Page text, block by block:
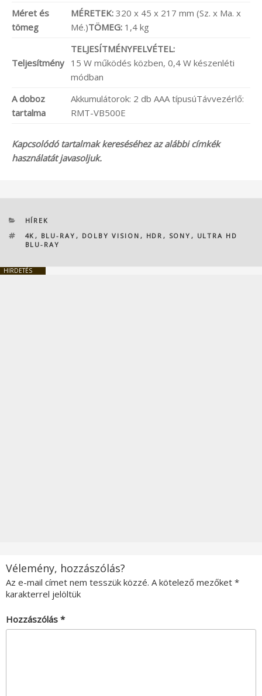
Méret és
tömeg
MÉRETEK: 320 x 45 x 217 mm (Sz. x Ma. x
Mé.)TÖMEG: 1,4 kg
Teljesítmény
TELJESÍTMÉNYFELVÉTEL:
15 W működés közben, 0,4 W készenléti
módban
A doboz
tartalma
Akkumulátorok: 2 db AAA típusúTávvezérlő:
RMT-VB500E
Kapcsolódó tartalmak kereséséhez az alábbi címkék
használatát javasoljuk.
KATEGÓRIÁK
HÍREK
CÍMKÉK
4K , BLU-RAY , DOLBY VISION , HDR , SONY , ULTRA HD
BLU-RAY
HIRDETÉS
Vélemény, hozzászólás?
Az e-mail címet nem tesszük közzé. A kötelező mezőket *
karakterrel jelöltük
Hozzászólás *